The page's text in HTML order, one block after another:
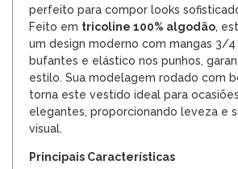
perfeito para compor looks
Feito em tricoline 100% algodão,
um design moderno com mangas 3/
bufantes e elástico nos punhos,
estilo. Sua modelagem rodado com
torna este vestido ideal para
elegantes, proporcionando leveza e
visual.
Principais Características